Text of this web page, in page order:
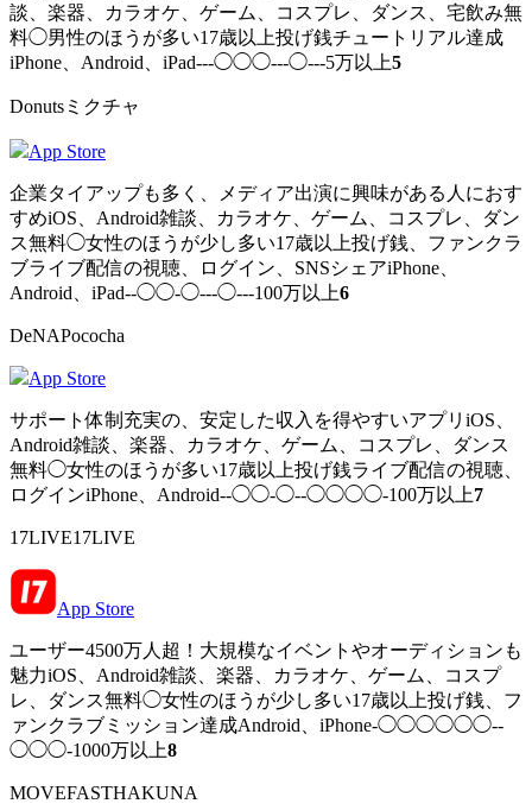
談、楽器、カラオケ、ゲーム、コスプレ、ダンス、宅飲み無
料◯男性のほうが多い17歳以上投げ銭チュートリアル達成
iPhone、Android、iPad---◯◯◯---◯---5万以上5
Donutsミクチャ
App Store
企業タイアップも多く、メディア出演に興味がある人におす
すめiOS、Android雑談、カラオケ、ゲーム、コスプレ、ダン
ス無料◯女性のほうが少し多い17歳以上投げ銭、ファンクラ
ブライブ配信の視聴、ログイン、SNSシェアiPhone、
Android、iPad--◯◯-◯---◯---100万以上6
DeNAPococha
App Store
サポート体制充実の、安定した収入を得やすいアプリiOS、
Android雑談、楽器、カラオケ、ゲーム、コスプレ、ダンス
無料◯女性のほうが多い17歳以上投げ銭ライブ配信の視聴、
ログインiPhone、Android--◯◯-◯--◯◯◯◯-100万以上7
17LIVE17LIVE
App Store
ユーザー4500万人超！大規模なイベントやオーディションも
魅力iOS、Android雑談、楽器、カラオケ、ゲーム、コスプ
レ、ダンス無料◯女性のほうが少し多い17歳以上投げ銭、フ
ァンクラブミッション達成Android、iPhone-◯◯◯◯◯◯--
◯◯◯-1000万以上8
MOVEFASTHAKUNA